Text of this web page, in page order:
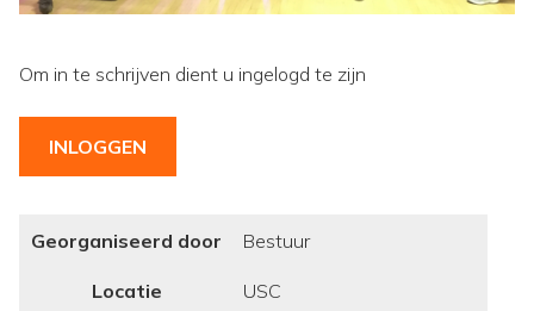
Om in te schrijven dient u ingelogd te zijn
INLOGGEN
Georganiseerd door Bestuur
Locatie USC